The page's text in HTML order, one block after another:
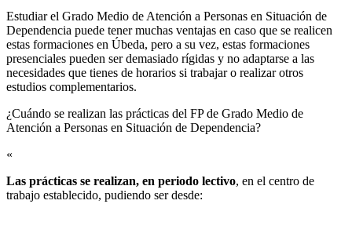
Estudiar el Grado Medio de Atención a Personas en Situación de
Dependencia puede tener muchas ventajas en caso que se realicen
estas formaciones en Úbeda, pero a su vez, estas formaciones
presenciales pueden ser demasiado rígidas y no adaptarse a las
necesidades que tienes de horarios si trabajar o realizar otros
estudios complementarios.
¿Cuándo se realizan las prácticas del FP de Grado Medio de
Atención a Personas en Situación de Dependencia?​
«
Las prácticas se realizan, en periodo lectivo, en el centro de
trabajo establecido, pudiendo ser desde: